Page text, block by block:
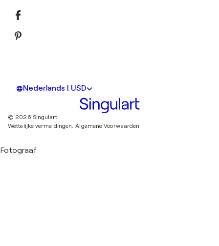
Nederlands | USD
© 2026 Singulart
Wettelijke vermeldingen. Algemene Voorwaarden
Fotograaf